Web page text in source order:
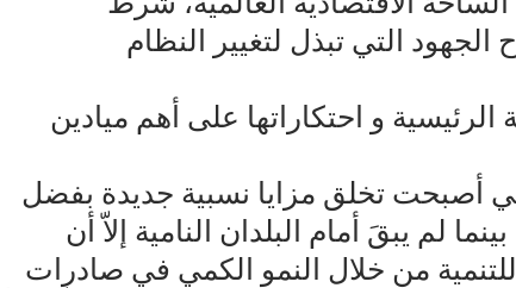
التي تبذل لتغيير النظام
الرئيسية و احتكاراتها على أهم ميادين
أصبحت تخلق مزايا نسبية جديدة بفضل
لم يبقَ أمام البلدان النامية إلاّ أن
من خلال النمو الكمي في صادرات